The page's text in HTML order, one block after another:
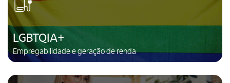
LGBTQIA+
Empregabilidade e geração de renda